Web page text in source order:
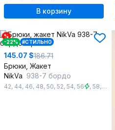
В корзину
%
-22%
#СТИЛЬНО
145.07 $186.71
Брюки, Жакет
NikVa 938-7 бордо
42, 44, 46, 48, 50, 52, 54, 56 , 58, 60